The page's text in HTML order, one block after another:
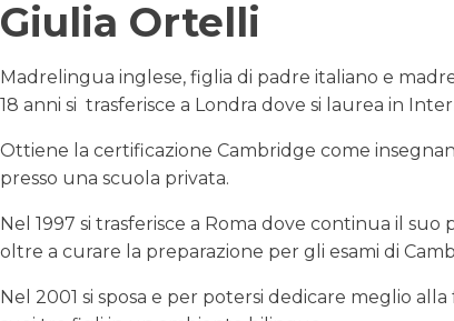
Giulia Ortelli
Madrelingua inglese, figlia di padre italiano e
18 anni si trasferisce a Londra dove si laurea in
Ottiene la certificazione Cambridge come
presso una scuola privata.
Nel 1997 si trasferisce a Roma dove continua il
oltre a curare la preparazione per gli esami di
Nel 2001 si sposa e per potersi dedicare meglio